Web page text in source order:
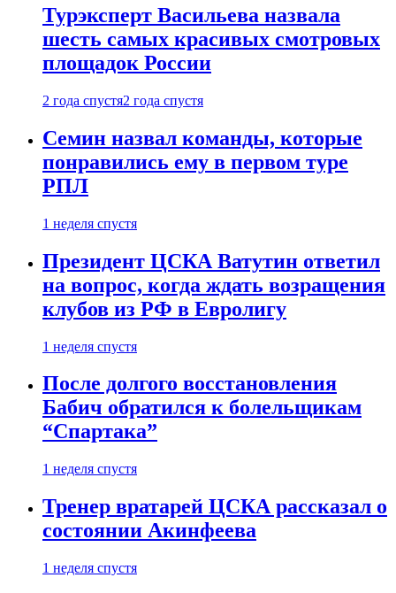
Турэксперт Васильева назвала
шесть самых красивых смотровых
площадок России
2 года спустя2 года спустя
Семин назвал команды, которые
понравились ему в первом туре
РПЛ
1 неделя спустя
Президент ЦСКА Ватутин ответил
на вопрос, когда ждать возращения
клубов из РФ в Евролигу
1 неделя спустя
После долгого восстановления
Бабич обратился к болельщикам
“Спартака”
1 неделя спустя
Тренер вратарей ЦСКА рассказал о
состоянии Акинфеева
1 неделя спустя